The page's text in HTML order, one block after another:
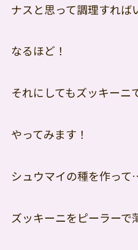
ナスと思って調理すれば
なるほど！
それにしてもズッキーニ
やってみます！
シュウマイの種を作っ
ズッキーニをピーラーで